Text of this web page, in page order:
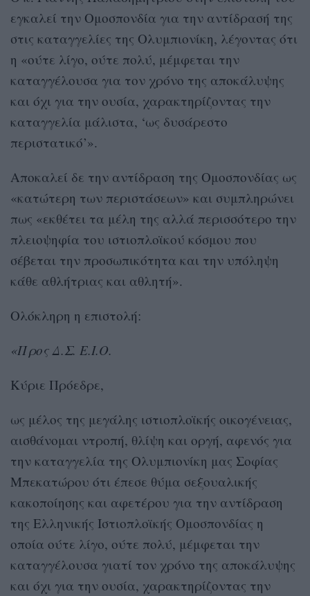
εγκαλεί την Ομοσπονδία για την αντίδρασή της
στις καταγγελίες της Ολυμπιονίκη, λέγοντας ότι
η «ούτε λίγο, ούτε πολύ, μέμφεται την
καταγγέλουσα για τον χρόνο της αποκάλυψης
και όχι για την ουσία, χαρακτηρίζοντας την
καταγγελία μάλιστα, ‘ως δυσάρεστο
περιστατικό’».
Αποκαλεί δε την αντίδραση της Ομοσπονδίας ως
«κατώτερη των περιστάσεων» και συμπληρώνει
πως «εκθέτει τα μέλη της αλλά περισσότερο την
πλειοψηφία του ιστιοπλοϊκού κόσμου που
σέβεται την προσωπικότητα και την υπόληψη
κάθε αθλήτριας και αθλητή».
Ολόκληρη η επιστολή:
«Προς Δ.Σ. Ε.Ι.Ο.
Κύριε Πρόεδρε,
ως μέλος της μεγάλης ιστιοπλοϊκής οικογένειας,
αισθάνομαι ντροπή, θλίψη και οργή, αφενός για
την καταγγελία της Ολυμπιονίκη μας Σοφίας
Μπεκατώρου ότι έπεσε θύμα σεξουαλικής
κακοποίησης και αφετέρου για την αντίδραση
της Ελληνικής Ιστιοπλοϊκής Ομοσπονδίας η
οποία ούτε λίγο, ούτε πολύ, μέμφεται την
καταγγέλουσα γιατί τον χρόνο της αποκάλυψης
και όχι για την ουσία, χαρακτηρίζοντας την